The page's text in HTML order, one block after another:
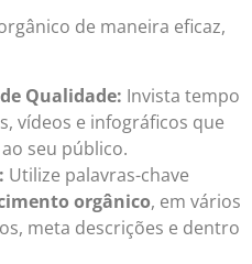
de maneira eficaz,
Qualidade: Invista tempo
vídeos e infográficos que
seu público.
Utilize palavras-chave
orgânico, em vários
meta descrições e dentro